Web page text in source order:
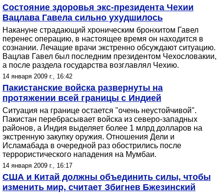
Состояние здоровья экс-президента Чехии
Вацлава Гавела сильно ухудшилось
Накануне страдающий хроническим бронхитом Гавел
перенес операцию, в настоящее время он находится в
сознании. Лечащие врачи экстренно обсуждают ситуацию.
Вацлав Гавел был последним президентом Чехословакии,
а после раздела государства возглавлял Чехию.
14 января 2009 г., 16:42
Пакистанские войска развернуты на
протяжении всей границы с Индией
Ситуация на границе остается "очень неустойчивой".
Пакистан перебрасывает войска из северо-западных
районов, а Индия выделяет более 1 млрд долларов на
экстренную закупку оружия. Отношения Дели и
Исламабада в очередной раз обострились после
террористического нападения на Мумбаи.
14 января 2009 г., 16:17
США и Китай должны объединить силы, чтобы
изменить мир, считает Збигнев Бжезинский